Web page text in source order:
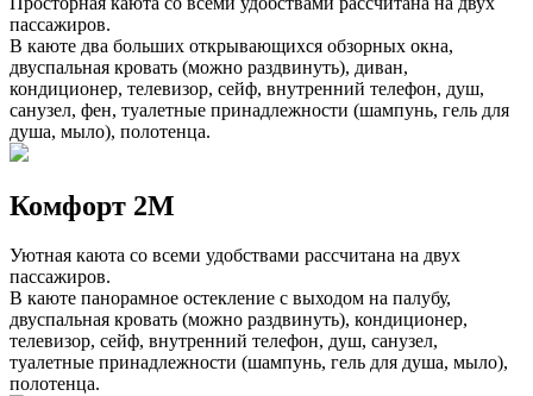
пассажиров.
В каюте два больших открывающихся обзорных окна,
двуспальная кровать (можно раздвинуть), диван,
кондиционер, телевизор, сейф, внутренний телефон, душ,
санузел, фен, туалетные принадлежности (шампунь, гель для
душа, мыло), полотенца.
Комфорт 2М
Уютная каюта со всеми удобствами рассчитана на двух
пассажиров.
В каюте панорамное остекление с выходом на палубу,
двуспальная кровать (можно раздвинуть), кондиционер,
телевизор, сейф, внутренний телефон, душ, санузел,
туалетные принадлежности (шампунь, гель для душа, мыло),
полотенца.